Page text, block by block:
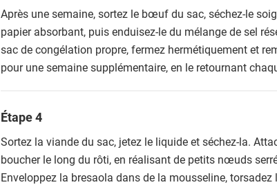
Après une semaine, sortez le bœuf du sac, séchez-le
papier absorbant, puis enduisez-le du mélange de sel
sac de congélation propre, fermez hermétiquement et
pour une semaine supplémentaire, en le retournant
Étape 4
Sortez la viande du sac, jetez le liquide et séchez-la.
boucher le long du rôti, en réalisant de petits nœuds
Enveloppez la bresaola dans de la mousseline,